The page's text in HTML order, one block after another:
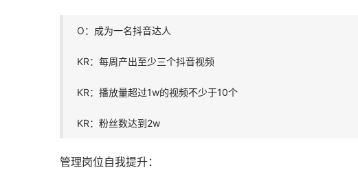
O：成为一名抖音达人
KR：每周产出至少三个抖音视频
KR：播放量超过1w的视频不少于10个
KR：粉丝数达到2w
管理岗位自我提升：